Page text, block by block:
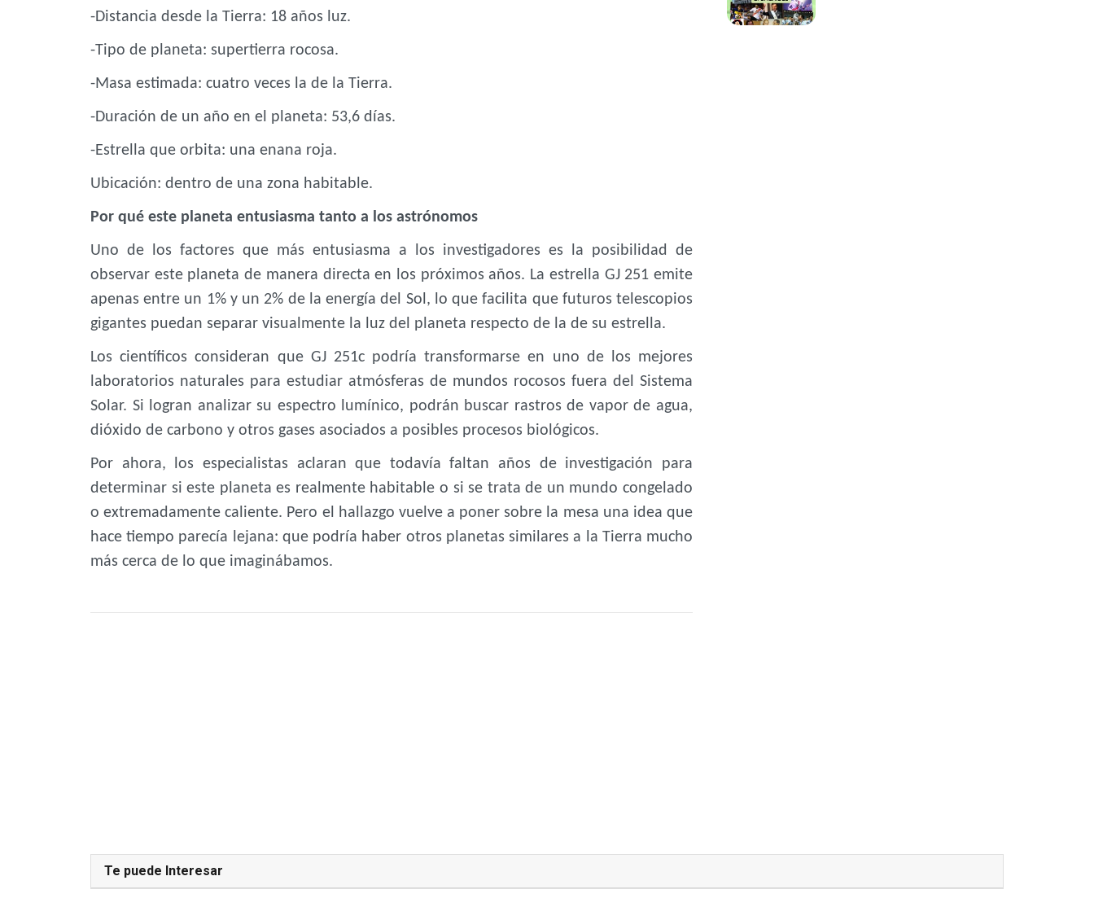
-Distancia desde la Tierra: 18 años luz.
-Tipo de planeta: supertierra rocosa.
-Masa estimada: cuatro veces la de la Tierra.
-Duración de un año en el planeta: 53,6 días.
-Estrella que orbita: una enana roja.
Ubicación: dentro de una zona habitable.
Por qué este planeta entusiasma tanto a los astrónomos
Uno de los factores que más entusiasma a los investigadores es la posibilidad de
observar este planeta de manera directa en los próximos años. La estrella GJ 251 emite
apenas entre un 1% y un 2% de la energía del Sol, lo que facilita que futuros telescopios
gigantes puedan separar visualmente la luz del planeta respecto de la de su estrella.
Los científicos consideran que GJ 251c podría transformarse en uno de los mejores
laboratorios naturales para estudiar atmósferas de mundos rocosos fuera del Sistema
Solar. Si logran analizar su espectro lumínico, podrán buscar rastros de vapor de agua,
dióxido de carbono y otros gases asociados a posibles procesos biológicos.
Por ahora, los especialistas aclaran que todavía faltan años de investigación para
determinar si este planeta es realmente habitable o si se trata de un mundo congelado
o extremadamente caliente. Pero el hallazgo vuelve a poner sobre la mesa una idea que
hace tiempo parecía lejana: que podría haber otros planetas similares a la Tierra mucho
más cerca de lo que imaginábamos.
Te puede Interesar